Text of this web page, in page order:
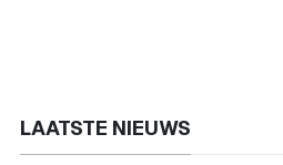
LAATSTE NIEUWS